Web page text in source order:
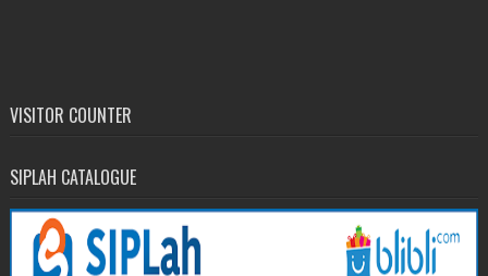
VISITOR COUNTER
SIPLAH CATALOGUE